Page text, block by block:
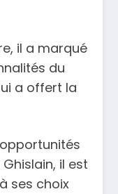
il a marqué
du
a offert la
il est
ses choix